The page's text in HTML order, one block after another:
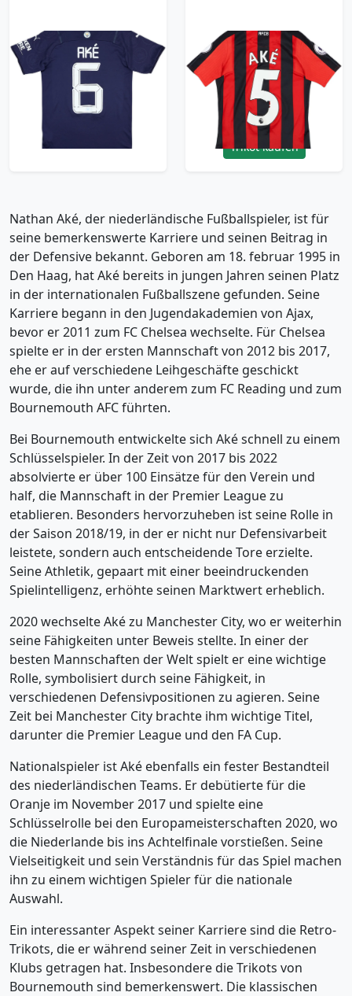
2021-22 Manchester
City Third Shirt Ake #6
- 10/10 - (S)
59.99£ · ca. €71
2017-18
Bournemouth Home
Shirt Ake #3 - 5/10 -
(M.Boys)
17.99£ · ca. €21
Trikot kaufen
Nathan Aké, der niederländische Fußballspieler, ist für
seine bemerkenswerte Karriere und seinen Beitrag in
der Defensive bekannt. Geboren am 18. februar 1995 in
Den Haag, hat Aké bereits in jungen Jahren seinen Platz
in der internationalen Fußballszene gefunden. Seine
Karriere begann in den Jugendakademien von Ajax,
bevor er 2011 zum FC Chelsea wechselte. Für Chelsea
spielte er in der ersten Mannschaft von 2012 bis 2017,
ehe er auf verschiedene Leihgeschäfte geschickt
wurde, die ihn unter anderem zum FC Reading und zum
Bournemouth AFC führten.
Bei Bournemouth entwickelte sich Aké schnell zu einem
Schlüsselspieler. In der Zeit von 2017 bis 2022
absolvierte er über 100 Einsätze für den Verein und
half, die Mannschaft in der Premier League zu
etablieren. Besonders hervorzuheben ist seine Rolle in
der Saison 2018/19, in der er nicht nur Defensivarbeit
leistete, sondern auch entscheidende Tore erzielte.
Seine Athletik, gepaart mit einer beeindruckenden
Spielintelligenz, erhöhte seinen Marktwert erheblich.
2020 wechselte Aké zu Manchester City, wo er weiterhin
seine Fähigkeiten unter Beweis stellte. In einer der
besten Mannschaften der Welt spielt er eine wichtige
Rolle, symbolisiert durch seine Fähigkeit, in
verschiedenen Defensivpositionen zu agieren. Seine
Zeit bei Manchester City brachte ihm wichtige Titel,
darunter die Premier League und den FA Cup.
Nationalspieler ist Aké ebenfalls ein fester Bestandteil
des niederländischen Teams. Er debütierte für die
Oranje im November 2017 und spielte eine
Schlüsselrolle bei den Europameisterschaften 2020, wo
die Niederlande bis ins Achtelfinale vorstießen. Seine
Vielseitigkeit und sein Verständnis für das Spiel machen
ihn zu einem wichtigen Spieler für die nationale
Auswahl.
Ein interessanter Aspekt seiner Karriere sind die Retro-
Trikots, die er während seiner Zeit in verschiedenen
Klubs getragen hat. Insbesondere die Trikots von
Bournemouth sind bemerkenswert. Die klassischen